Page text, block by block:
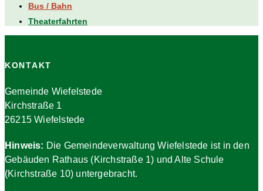
Bus / Bahn
Theaterfahrten
KONTAKT
Gemeinde Wiefelstede
Kirchstraße 1
26215 Wiefelstede
Hinweis: Die Gemeindeverwaltung Wiefelstede ist in den
Gebäuden Rathaus (Kirchstraße 1) und Alte Schule
(Kirchstraße 10) untergebracht.